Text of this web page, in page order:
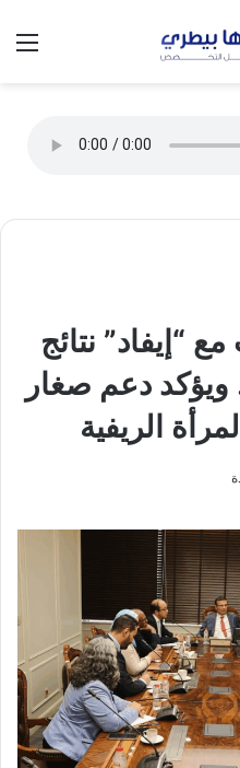
الوضع
“إيفاد” نتائج
ويؤكد دعم صغار
الريفية